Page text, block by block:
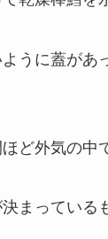
うに蓋があ
ど外気の中
まっている